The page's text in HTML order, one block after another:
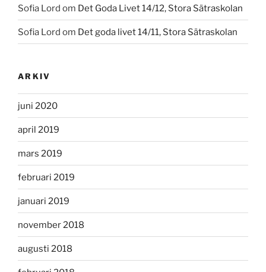
Sofia Lord om Det Goda Livet 14/12, Stora Sätraskolan
Sofia Lord om Det goda livet 14/11, Stora Sätraskolan
ARKIV
juni 2020
april 2019
mars 2019
februari 2019
januari 2019
november 2018
augusti 2018